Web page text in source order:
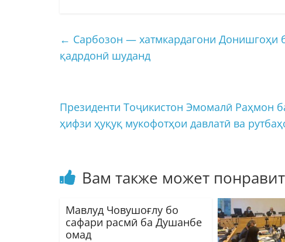
← Сарбозон — хатмкардагони Донишгоҳи
қадрдонӣ шуданд
Президенти Тоҷикистон Эмомалӣ Раҳмон
ҳифзи ҳуқуқ мукофотҳои давлатӣ ва
Вам также может
Мавлуд Човушоғлу бо
сафари расмӣ ба Душанбе
омад